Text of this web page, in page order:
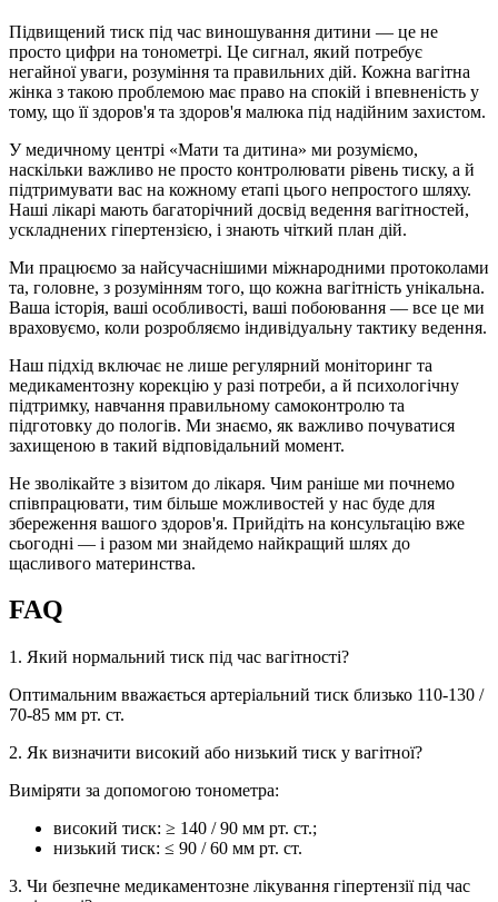
Підвищений тиск під час виношування дитини — це не
просто цифри на тонометрі. Це сигнал, який потребує
негайної уваги, розуміння та правильних дій. Кожна вагітна
жінка з такою проблемою має право на спокій і впевненість у
тому, що її здоров'я та здоров'я малюка під надійним захистом.
У медичному центрі «Мати та дитина» ми розуміємо,
наскільки важливо не просто контролювати рівень тиску, а й
підтримувати вас на кожному етапі цього непростого шляху.
Наші лікарі мають багаторічний досвід ведення вагітностей,
ускладнених гіпертензією, і знають чіткий план дій.
Ми працюємо за найсучаснішими міжнародними протоколами
та, головне, з розумінням того, що кожна вагітність унікальна.
Ваша історія, ваші особливості, ваші побоювання — все це ми
враховуємо, коли розробляємо індивідуальну тактику ведення.
Наш підхід включає не лише регулярний моніторинг та
медикаментозну корекцію у разі потреби, а й психологічну
підтримку, навчання правильному самоконтролю та
підготовку до пологів. Ми знаємо, як важливо почуватися
захищеною в такий відповідальний момент.
Не зволікайте з візитом до лікаря. Чим раніше ми почнемо
співпрацювати, тим більше можливостей у нас буде для
збереження вашого здоров'я. Прийдіть на консультацію вже
сьогодні — і разом ми знайдемо найкращий шлях до
щасливого материнства.
FAQ
1. Який нормальний тиск під час вагітності?
Оптимальним вважається артеріальний тиск близько 110-130 /
70-85 мм рт. ст.
2. Як визначити високий або низький тиск у вагітної?
Виміряти за допомогою тонометра:
високий тиск: ≥ 140 / 90 мм рт. ст.;
низький тиск: ≤ 90 / 60 мм рт. ст.
3. Чи безпечне медикаментозне лікування гіпертензії під час